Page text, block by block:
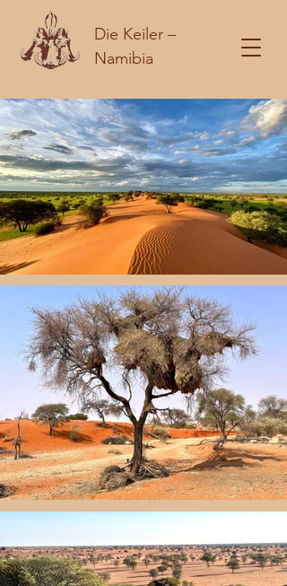
Die Keiler –
Namibia